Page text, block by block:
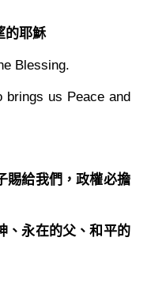
的耶穌
Blessing.
brings us Peace and
賜給我們，政權必擔
、永在的父、和平的